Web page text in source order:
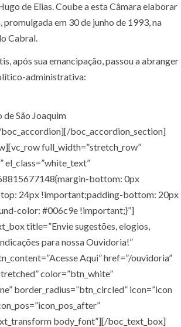
de Elias. Coube a esta Câmara elaborar
promulgada em 30 de junho de 1993, na
Cabral.
após sua emancipação, passou a abranger
administrativa:
São Joaquim
boc_accordion_section]
full_width=”stretch_row”
el_class=”white_text”
bottom: 0px
24px !important;padding-bottom: 20px
color: #006c9e !important;}”]
title=”Envie sugestões, elogios,
para nossa Ouvidoria!”
Aqui” href=”/ouvidoria”
color=”btn_white”
border_radius=”btn_circled” icon=”icon
body_font”][/boc_text_box]